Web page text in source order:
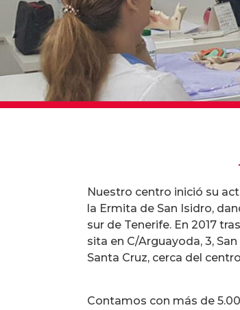
Nuestro centro inició su
la Ermita de San Isidro,
sur de Tenerife. En 2017
sita en C/Arguayoda, 3,
Santa Cruz, cerca del
Contamos con más de